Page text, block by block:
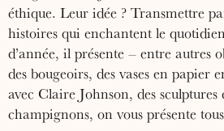
éthique. Leur idée ? Transmettre
histoires qui enchantent le
d’année, il présente – entre autres
des bougeoirs, des vases en papier
avec Claire Johnson, des
champignons, on vous présente